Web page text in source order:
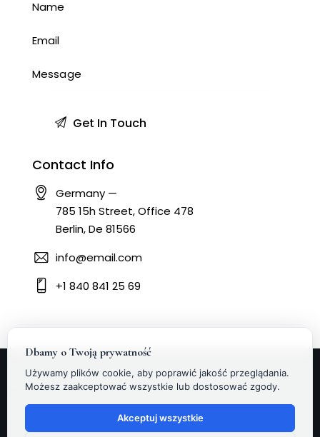
Contact Info
Germany —
785 15h Street, Office 478
Berlin, De 81566
info@email.com
+1 840 841 25 69
Facebook Instagram Linkedin
LET'S WORK TOGETHERJUST DROP
Dbamy o Twoją prywatność
Używamy plików cookie, aby poprawić jakość przeglądania.
Możesz zaakceptować wszystkie lub dostosować zgody.
Akceptuj wszystkie